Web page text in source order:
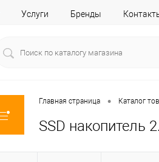
Услуги Бренды
Главная страница • Каталог
SSD накопитель